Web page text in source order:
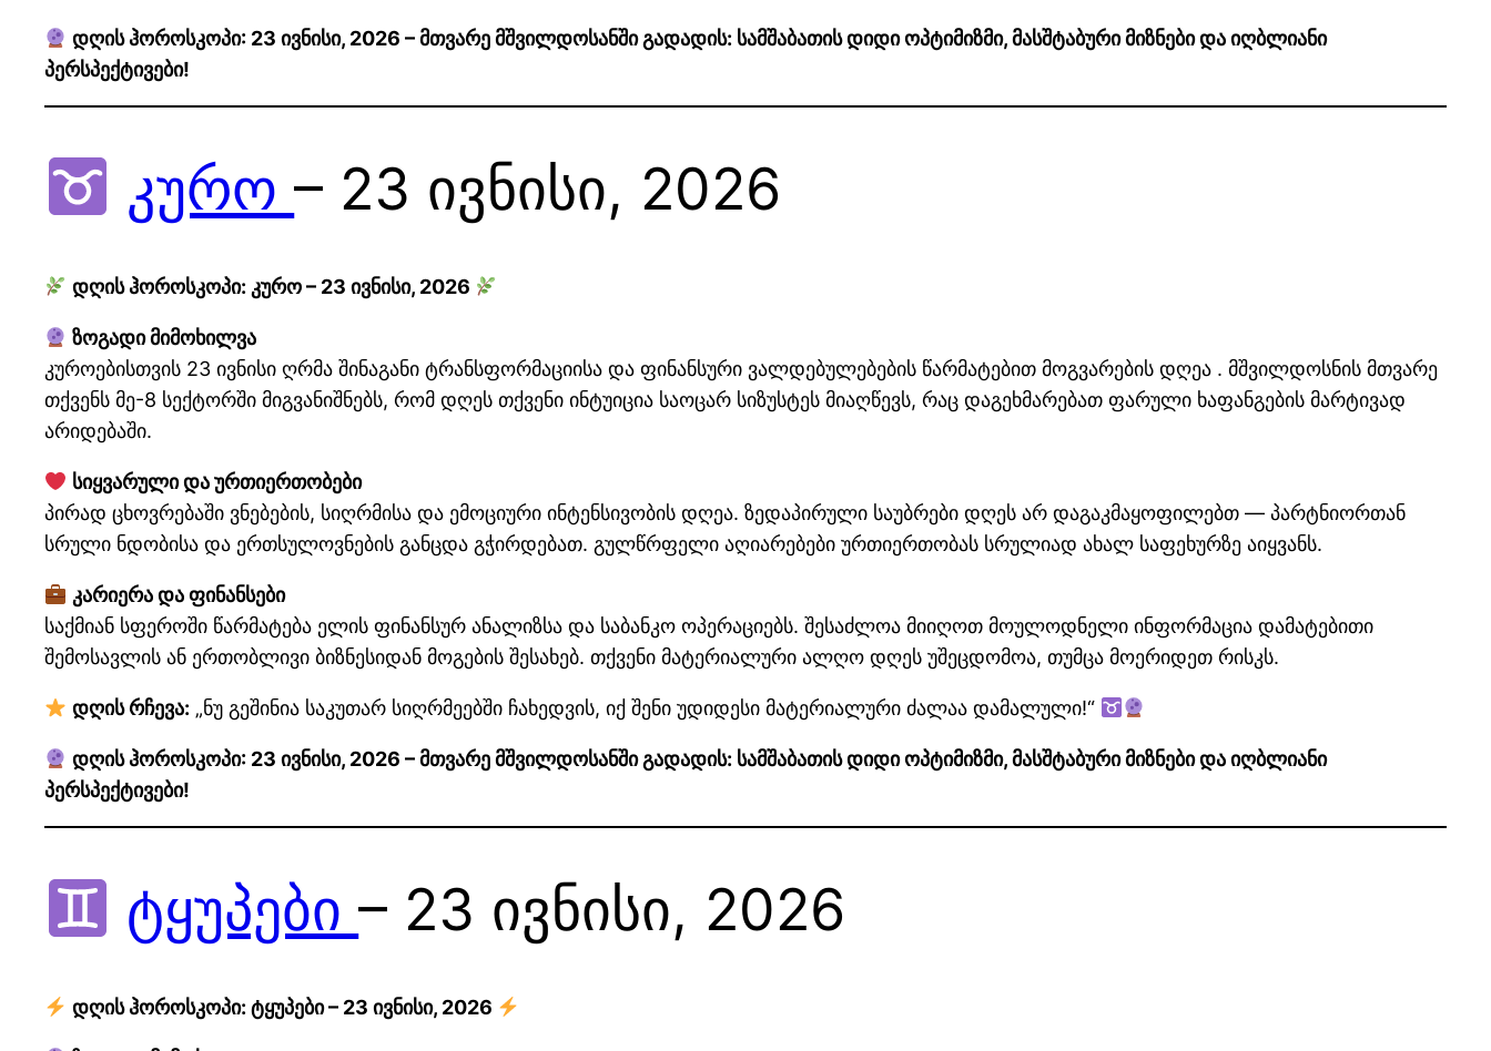
დღის ჰოროსკოპი: 23 ივნისი, 2026 – მთვარე მშვილდოსანში გადადის: სამშაბათის დიდი ოპტიმიზმი, მასშტაბური მიზნები და იღბლიანი
პერსპექტივები!
კურო– 23 ივნისი, 2026
დღის ჰოროსკოპი: კურო – 23 ივნისი, 2026
ზოგადი მიმოხილვა
კუროებისთვის 23 ივნისი ღრმა შინაგანი ტრანსფორმაციისა და ფინანსური ვალდებულებების წარმატებით მოგვარების დღეა . მშვილდოსნის მთვარე
თქვენს მე-8 სექტორში მიგვანიშნებს, რომ დღეს თქვენი ინტუიცია საოცარ სიზუსტეს მიაღწევს, რაც დაგეხმარებათ ფარული ხაფანგების მარტივად
არიდებაში.
სიყვარული და ურთიერთობები
პირად ცხოვრებაში ვნებების, სიღრმისა და ემოციური ინტენსივობის დღეა. ზედაპირული საუბრები დღეს არ დაგაკმაყოფილებთ — პარტნიორთან
სრული ნდობისა და ერთსულოვნების განცდა გჭირდებათ. გულწრფელი აღიარებები ურთიერთობას სრულიად ახალ საფეხურზე აიყვანს.
კარიერა და ფინანსები
საქმიან სფეროში წარმატება ელის ფინანსურ ანალიზსა და საბანკო ოპერაციებს. შესაძლოა მიიღოთ მოულოდნელი ინფორმაცია დამატებითი
შემოსავლის ან ერთობლივი ბიზნესიდან მოგების შესახებ. თქვენი მატერიალური ალღო დღეს უშეცდომოა, თუმცა მოერიდეთ რისკს.
დღის რჩევა: „ნუ გეშინია საკუთარ სიღრმეებში ჩახედვის, იქ შენი უდიდესი მატერიალური ძალაა დამალული!“
დღის ჰოროსკოპი: 23 ივნისი, 2026 – მთვარე მშვილდოსანში გადადის: სამშაბათის დიდი ოპტიმიზმი, მასშტაბური მიზნები და იღბლიანი
პერსპექტივები!
ტყუპები– 23 ივნისი, 2026
დღის ჰოროსკოპი: ტყუპები – 23 ივნისი, 2026